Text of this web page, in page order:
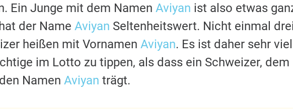
Ein Junge mit dem Namen Aviyan ist also etwas
der Name Aviyan Seltenheitswert. Nicht einmal
heißen mit Vornamen Aviyan. Es ist daher sehr viel
im Lotto zu tippen, als dass ein Schweizer, dem
Namen Aviyan trägt.